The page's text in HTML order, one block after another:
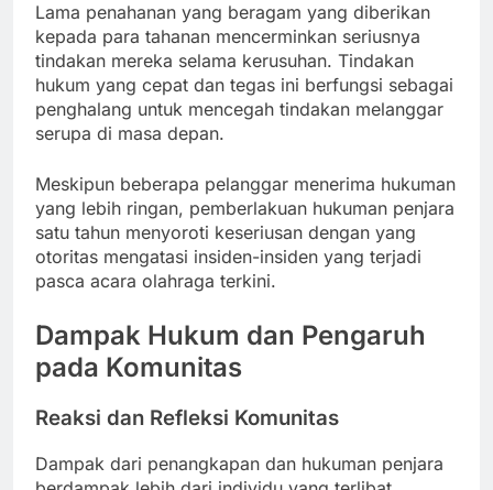
Lama penahanan yang beragam yang diberikan
kepada para tahanan mencerminkan seriusnya
tindakan mereka selama kerusuhan. Tindakan
hukum yang cepat dan tegas ini berfungsi sebagai
penghalang untuk mencegah tindakan melanggar
serupa di masa depan.
Meskipun beberapa pelanggar menerima hukuman
yang lebih ringan, pemberlakuan hukuman penjara
satu tahun menyoroti keseriusan dengan yang
otoritas mengatasi insiden-insiden yang terjadi
pasca acara olahraga terkini.
Dampak Hukum dan Pengaruh
pada Komunitas
Reaksi dan Refleksi Komunitas
Dampak dari penangkapan dan hukuman penjara